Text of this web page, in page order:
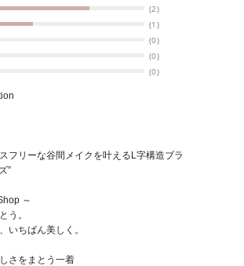
(2)
(1)
(0)
(0)
(0)
フリーな谷間メイクを叶えるL字構造ブラ
”
～
う。
いちばん美しく。
さをまとう一着